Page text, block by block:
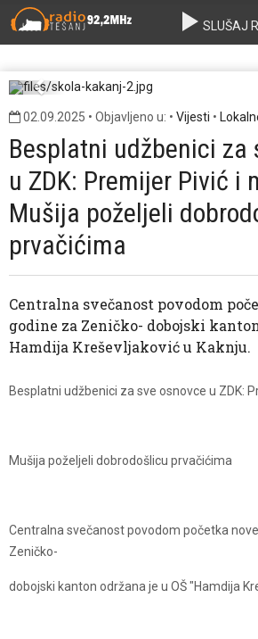
SLUŠAJ
Previous
02.09.2025 • Objavljeno u: • Vijesti •
Besplatni udžbenici za
u ZDK: Premijer Pivić i
Mušija poželjeli
prvačićima
Centralna svečanost povodom
godine za Zeničko- dobojski
Hamdija Kreševljaković u Kaknju.
Besplatni udžbenici za sve osnovce u ZDK:
Mušija poželjeli dobrodošlicu prvačićima
Centralna svečanost povodom početka
Zeničko-
dobojski kanton održana je u OŠ "Hamdija